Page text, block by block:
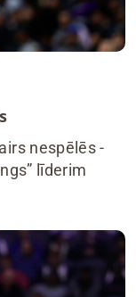
nespēlēs -
līderim